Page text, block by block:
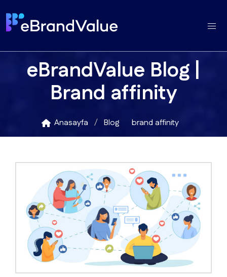
eBrandValue Blog |
Brand affinity
Anasayfa Blog brand affinity